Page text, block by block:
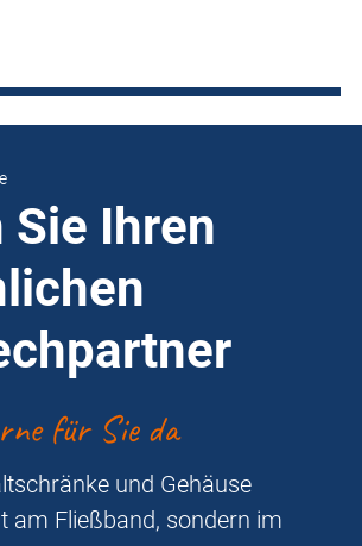
Sie Ihren
für Sie da
und Gehäuse
am Fließband, sondern im